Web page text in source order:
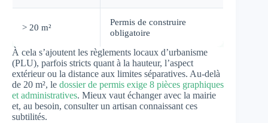
> 20 m²
Permis de construire
obligatoire
À cela s’ajoutent les règlements locaux d’urbanisme
(PLU), parfois stricts quant à la hauteur, l’aspect
extérieur ou la distance aux limites séparatives. Au-delà
de 20 m², le dossier de permis exige 8 pièces graphiques
et administratives. Mieux vaut échanger avec la mairie
et, au besoin, consulter un artisan connaissant ces
subtilités.